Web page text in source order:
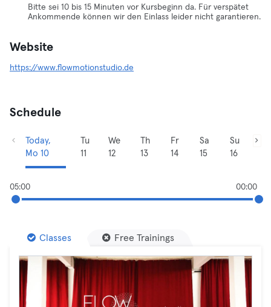
Bitte sei 10 bis 15 Minuten vor Kursbeginn da. Für verspätet
Ankommende können wir den Einlass leider nicht garantieren.
Website
https://www.flowmotionstudio.de
Schedule
Today,
Mo 10
Tu
11
We
12
Th
13
Fr
14
Sa
15
Su
16
05:00 00:00
Classes Free Trainings